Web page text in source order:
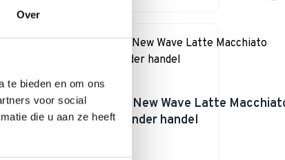
Over
te bieden en om ons
voor social
die u aan ze heeft
Kerstbeker
Villeroy & Boch
Villeroy & Boch New Wave Latte
Glas 500 ml - zonder handel
€ 11,50